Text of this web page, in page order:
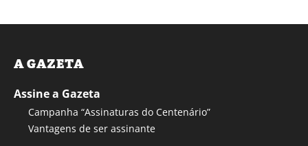
A GAZETA
Assine a Gazeta
Campanha “Assinaturas do Centenário”
Vantagens de ser assinante